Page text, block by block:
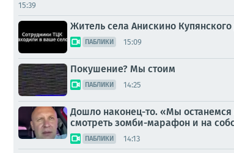
15:39
Житель села Анискино
ПАБЛИКИ 15:09
Покушение? Мы стоим
ПАБЛИКИ 14:25
Дошло наконец-то. «Мы останемся
смотреть зомби-марафон и на
ПАБЛИКИ 14:13